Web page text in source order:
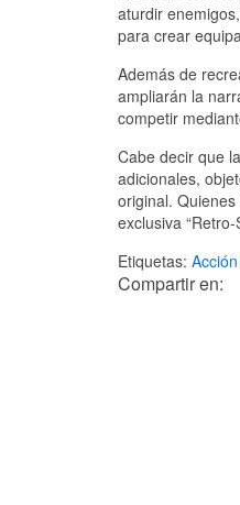
aturdir
para crear
Además de
ampliarán la
competir
Cabe decir que
adicionales,
original.
exclusiva
Etiquetas: Acción
Compartir en: